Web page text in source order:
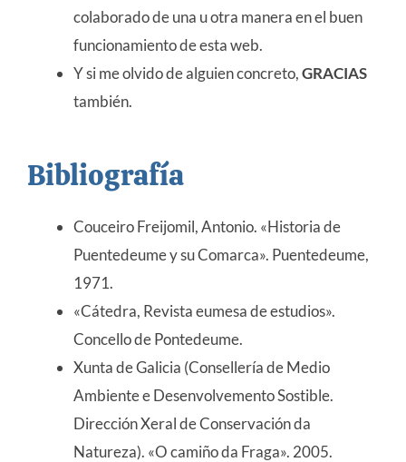
colaborado de una u otra manera en el buen
funcionamiento de esta web.
Y si me olvido de alguien concreto,GRACIAS
también.
Bibliografía
Couceiro Freijomil, Antonio. «Historia de
Puentedeume y su Comarca». Puentedeume,
1971.
«Cátedra, Revista eumesa de estudios».
Concello de Pontedeume.
Xunta de Galicia (Consellería de Medio
Ambiente e Desenvolvemento Sostible.
Dirección Xeral de Conservación da
Natureza). «O camiño da Fraga». 2005.